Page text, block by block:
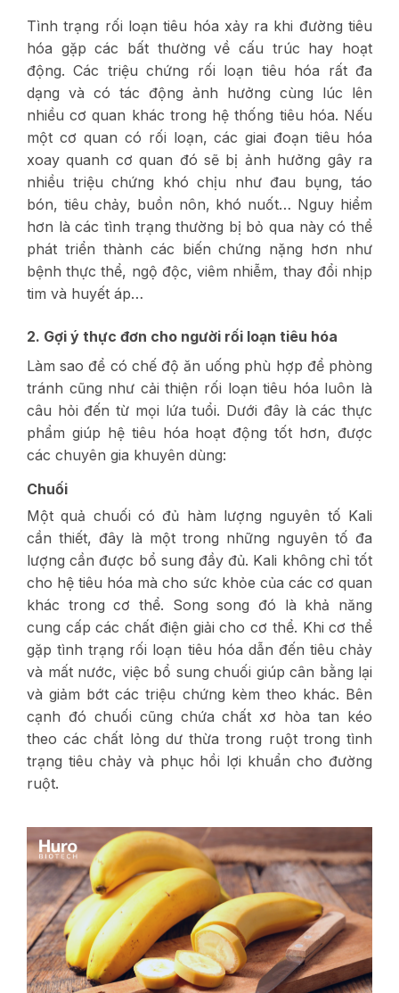
Tình trạng rối loạn tiêu hóa xảy ra khi đường tiêu
hóa gặp các bất thường về cấu trúc hay hoạt
động. Các triệu chứng rối loạn tiêu hóa rất đa
dạng và có tác động ảnh hưởng cùng lúc lên
nhiều cơ quan khác trong hệ thống tiêu hóa. Nếu
một cơ quan có rối loạn, các giai đoạn tiêu hóa
xoay quanh cơ quan đó sẽ bị ảnh hưởng gây ra
nhiều triệu chứng khó chịu như đau bụng, táo
bón, tiêu chảy, buồn nôn, khó nuốt… Nguy hiểm
hơn là các tình trạng thường bị bỏ qua này có thể
phát triển thành các biến chứng nặng hơn như
bệnh thực thể, ngộ độc, viêm nhiễm, thay đổi nhịp
tim và huyết áp…
2. Gợi ý thực đơn cho người rối loạn tiêu hóa
Làm sao để có chế độ ăn uống phù hợp để phòng
tránh cũng như cải thiện rối loạn tiêu hóa luôn là
câu hỏi đến từ mọi lứa tuổi. Dưới đây là các thực
phẩm giúp hệ tiêu hóa hoạt động tốt hơn, được
các chuyên gia khuyên dùng:
Chuối
Một quả chuối có đủ hàm lượng nguyên tố Kali
cần thiết, đây là một trong những nguyên tố đa
lượng cần được bổ sung đầy đủ. Kali không chỉ tốt
cho hệ tiêu hóa mà cho sức khỏe của các cơ quan
khác trong cơ thể. Song song đó là khả năng
cung cấp các chất điện giải cho cơ thể. Khi cơ thể
gặp tình trạng rối loạn tiêu hóa dẫn đến tiêu chảy
và mất nước, việc bổ sung chuối giúp cân bằng lại
và giảm bớt các triệu chứng kèm theo khác. Bên
cạnh đó chuối cũng chứa chất xơ hòa tan kéo
theo các chất lỏng dư thừa trong ruột trong tình
trạng tiêu chảy và phục hồi lợi khuẩn cho đường
ruột.